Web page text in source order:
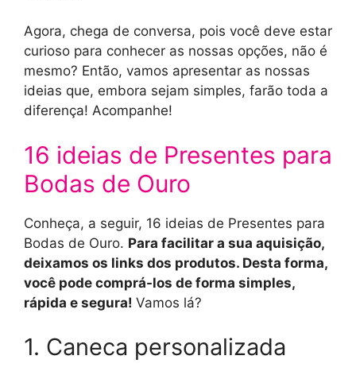
Agora, chega de conversa, pois você deve estar
curioso para conhecer as nossas opções, não é
mesmo? Então, vamos apresentar as nossas
ideias que, embora sejam simples, farão toda a
diferença! Acompanhe!
16 ideias de Presentes para
Bodas de Ouro
Conheça, a seguir, 16 ideias de Presentes para
Bodas de Ouro. Para facilitar a sua aquisição,
deixamos os links dos produtos. Desta forma,
você pode comprá-los de forma simples,
rápida e segura! Vamos lá?
1. Caneca personalizada